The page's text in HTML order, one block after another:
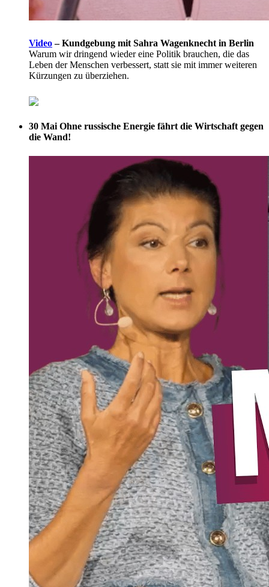
Video– Kundgebung mit Sahra Wagenknecht in Berlin
Warum wir dringend wieder eine Politik brauchen, die das
Leben der Menschen verbessert, statt sie mit immer weiteren
Kürzungen zu überziehen.
30 MaiOhne russische Energie fährt die Wirtschaft gegen
die Wand!